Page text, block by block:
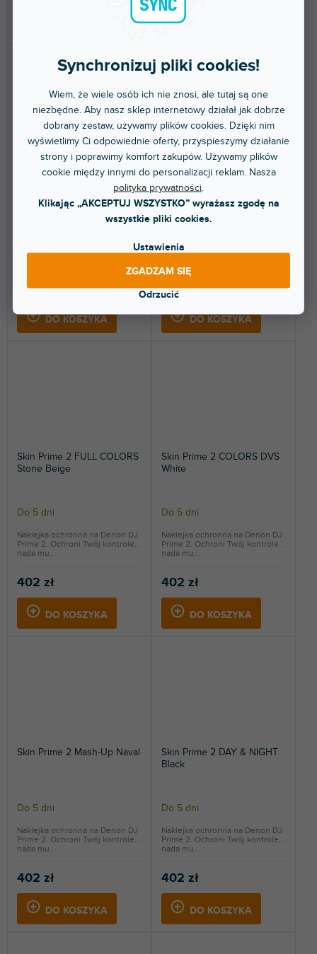
Synchronizuj pliki cookies!
Wiem, że wiele osób ich nie znosi, ale tutaj są one
niezbędne. Aby nasz sklep internetowy działał jak dobrze
dobrany zestaw, używamy plików cookies. Dzięki nim
wyświetlimy Ci odpowiednie oferty, przyspieszymy działanie
strony i poprawimy komfort zakupów. Używamy plików
cookie między innymi do personalizacji reklam. Nasza
polityka prywatności.
Klikając „AKCEPTUJ WSZYSTKO” wyrażasz zgodę na
wszystkie pliki cookies.
Ustawienia
Odrzucić
ZGADZAM SIĘ
Skin Prime 2 COLORS DVS
Purple
402 zł
DO KOSZYKA
Prime 2. Ochroni Twój kontroler i
nada mu...
Skin Prime 2 COLORS DVS
Pink
Do 5 dni
402 zł
DO KOSZYKA
Prime 2. Ochroni Twój kontroler i
Skin Prime 2 FULL COLORS
Stone Beige
Do 5 dni
402 zł
DO KOSZYKA
Naklejka ochronna na Denon DJ
Prime 2. Ochroni Twój kontroler i
nada mu...
Skin Prime 2 COLORS DVS
White
Do 5 dni
402 zł
DO KOSZYKA
Naklejka ochronna na Denon DJ
Prime 2. Ochroni Twój kontroler i
nada mu...
Skin Prime 2 Mash-Up Naval
Do 5 dni
402 zł
DO KOSZYKA
Naklejka ochronna na Denon DJ
Prime 2. Ochroni Twój kontroler i
nada mu...
Skin Prime 2 DAY & NIGHT
Black
Do 5 dni
402 zł
DO KOSZYKA
Naklejka ochronna na Denon DJ
Prime 2. Ochroni Twój kontroler i
nada mu...